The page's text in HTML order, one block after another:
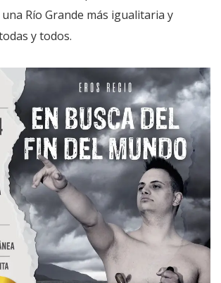
Río Grande más igualitaria y
y todos.